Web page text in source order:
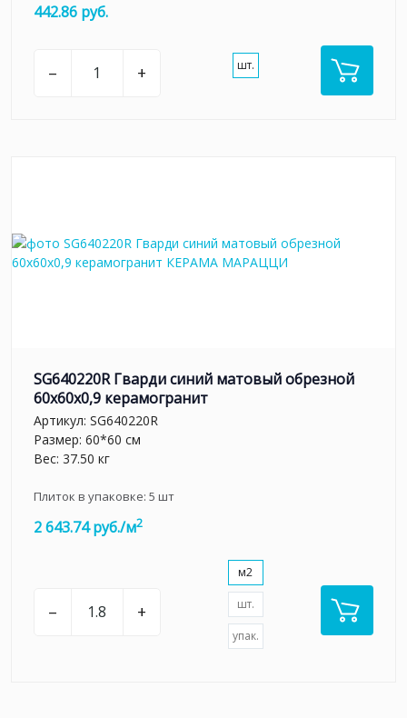
442.86 руб.
– + шт.
SG640220R Гварди синий матовый обрезной
60x60x0,9 керамогранит
Артикул: SG640220R
Размер: 60*60 см
Вес: 37.50 кг
Плиток в упаковке: 5 шт
2 643.74 руб./м2
– +
м2
шт.
упак.